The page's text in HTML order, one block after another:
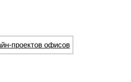
проектов офисов